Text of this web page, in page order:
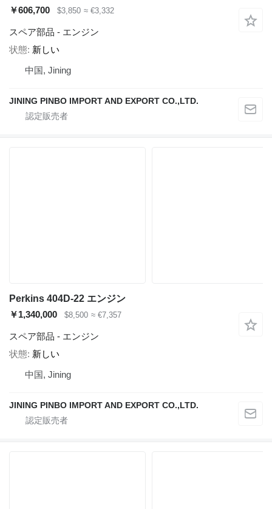
￥606,700
$3,850 ≈ €3,332
スペア部品 - エンジン
状態 新しい
中国, Jining
JINING PINBO IMPORT AND EXPORT CO.,LTD.
Perkins 404D-22 エンジン
￥1,340,000
$8,500 ≈ €7,357
スペア部品 - エンジン
状態 新しい
中国, Jining
JINING PINBO IMPORT AND EXPORT CO.,LTD.